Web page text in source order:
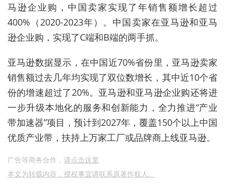
马逊企业购，中国卖家实现了年销售额增长超过
400%（2020-2023年）。中国卖家在亚马逊和亚马
逊企业购，实现了C端和B端的两手抓。
亚马逊数据显示，在中国近70%省份里，亚马逊卖家
销售额过去几年均实现了双位数增长，其中近10个省
份的增速超过了20%。亚马逊和亚马逊企业购还将进
一步升级本地化的服务和创新能力，全力推进“产业
带加速器”项目，预计到2027年，覆盖150个以上中国
优质产业带，扶持上万家工厂或品牌商上线亚马逊。
广告等商务合作， 请点击这里
本文为转载内容，授权事宜请联系原著作权人。